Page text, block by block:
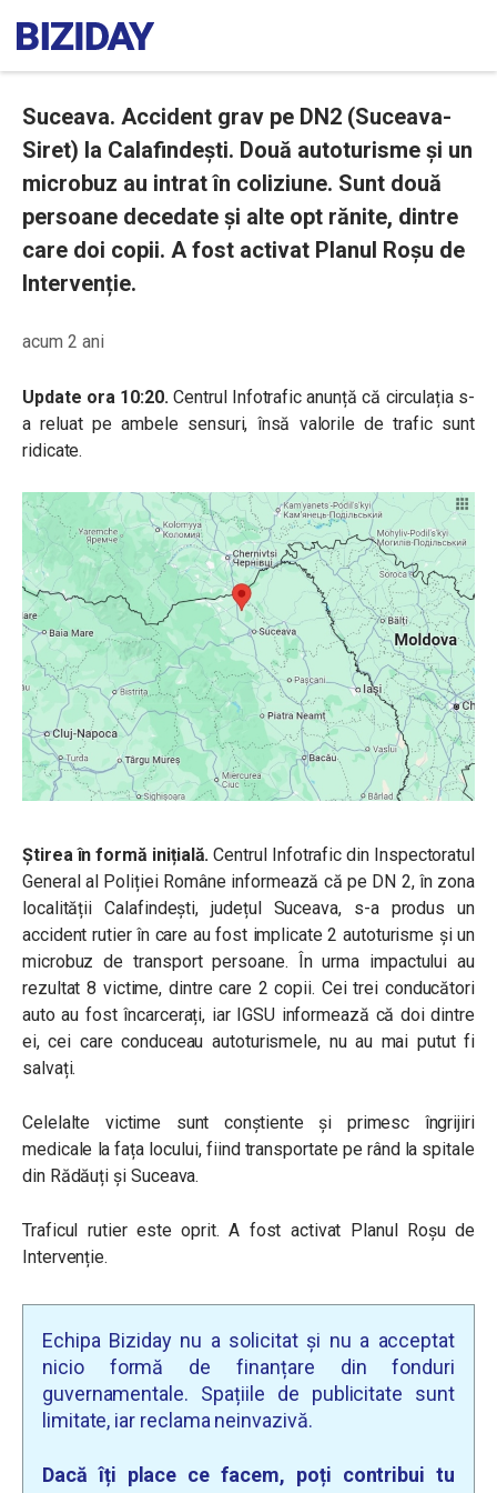
Suceava. Accident grav pe DN2 (Suceava-
Siret) la Calafindești. Două autoturisme și un
microbuz au intrat în coliziune. Sunt două
persoane decedate și alte opt rănite, dintre
care doi copii. A fost activat Planul Roșu de
Intervenție.
acum 2 ani
Update ora 10:20.Centrul Infotrafic anunță că circulația s-
a reluat pe ambele sensuri, însă valorile de trafic sunt
ridicate.
Știrea în formă inițială. Centrul Infotrafic din Inspectoratul
General al Poliției Române informează că pe DN 2, în zona
localității Calafindești, județul Suceava, s-a produs un
accident rutier în care au fost implicate 2 autoturisme și un
microbuz de transport persoane. În urma impactului au
rezultat 8 victime, dintre care 2 copii. Cei trei conducători
auto au fost încarcerați, iar IGSU informează că doi dintre
ei, cei care conduceau autoturismele, nu au mai putut fi
salvați.
Celelalte victime sunt conștiente și primesc îngrijiri
medicale la fața locului, fiind transportate pe rând la spitale
din Rădăuți și Suceava.
Traficul rutier este oprit. A fost activat Planul Roșu de
Intervenție.
Echipa Biziday nu a solicitat și nu a acceptat
nicio formă de finanțare din fonduri
guvernamentale. Spațiile de publicitate sunt
limitate, iar reclama neinvazivă.
Dacă îți place ce facem, poți contribui tu